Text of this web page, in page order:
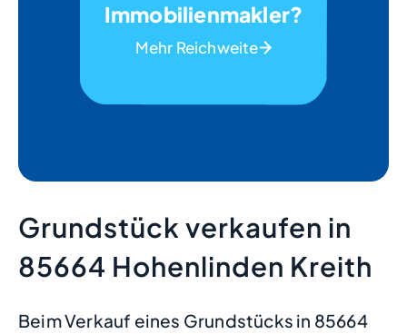
Immobilienmakler?
Mehr Reichweite
Grundstück verkaufen in
85664 Hohenlinden Kreith
Beim Verkauf eines Grundstücks in 85664